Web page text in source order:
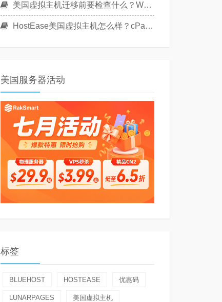
美国虚拟主机迁移前要检查什么？WordPress换主机清单
HostEase美国虚拟主机怎么样？cPanel面板美国Linux主机方案介绍
美国服务器活动
标签
BLUEHOST HOSTEASE 优惠码
LUNARPAGES 美国虚拟主机